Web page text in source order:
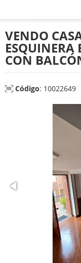
VENDO
ESQUINERA
CON
Código: 10022649